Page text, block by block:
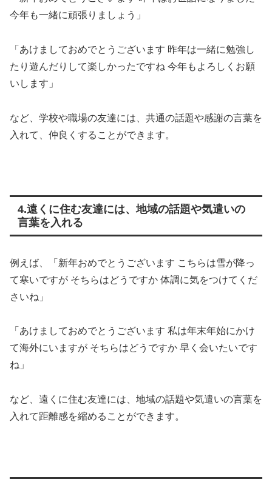
今年も一緒に頑張りましょう」
「あけましておめでとうございます 昨年は一緒に勉強し
たり遊んだりして楽しかったですね 今年もよろしくお願
いします」
など、学校や職場の友達には、共通の話題や感謝の言葉を
入れて、仲良くすることができます。
4.遠くに住む友達には、地域の話題や気遣いの
言葉を入れる
例えば、「新年おめでとうございます こちらは雪が降っ
て寒いですが そちらはどうですか 体調に気をつけてくだ
さいね」
「あけましておめでとうございます 私は年末年始にかけ
て海外にいますが そちらはどうですか 早く会いたいです
ね」
など、遠くに住む友達には、地域の話題や気遣いの言葉を
入れて距離感を縮めることができます。